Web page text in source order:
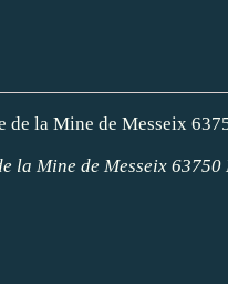
la Mine de Messeix 63750